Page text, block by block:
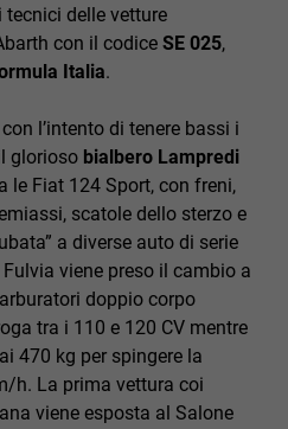
delle vetture
con il codice SE 025,
Italia.
l’intento di tenere bassi i
glorioso bialbero Lampredi
le Fiat 124 Sport, con freni,
scatole dello sterzo e
a diverse auto di serie
viene preso il cambio a
doppio corpo
tra i 110 e 120 CV mentre
470 kg per spingere la
h. La prima vettura coi
viene esposta al Salone